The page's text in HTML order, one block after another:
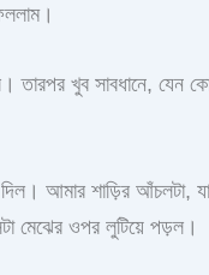
তারপর খুব সাবধানে, যেন
আমার শাড়ির আঁচলটা,
মেঝের ওপর লুটিয়ে পড়ল।